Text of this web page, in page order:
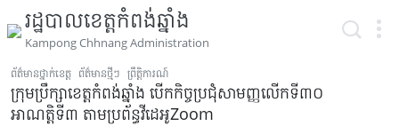
រដ្ឋបាលខេត្តកំពង់ឆ្នាំង
Kampong Chhnang Administration
ព័ត៌មានថ្នាក់ខេត្ត ព័ត៌មានថ្មីៗ ព្រឹត្តិការណ៍
ក្រុមប្រឹក្សាខេត្តកំពង់ឆ្នាំង បើកកិច្ចប្រជុំសាមញ្ញលើកទី៣០
អាណត្តិទី៣ តាមប្រព័ន្ធវីដេអូZoom